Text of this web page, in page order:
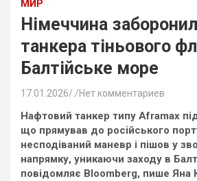
МИР
Німеччина
танкера тіньового
Балтійське море
17.01.2026 Нет комментариев
Нафтовий танкер типу Aframax
що прямував до російського
несподіваний маневр і пішов у
напрямку, уникаючи заходу в
повідомляє Bloomberg, пише Яна